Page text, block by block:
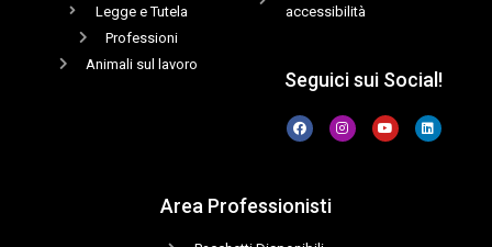
Legge e Tutela
Professioni
Animali sul lavoro
accessibilità
Seguici sui Social!
Area Professionisti